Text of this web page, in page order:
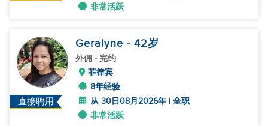
非常活跃
直接聘用
Geralyne - 42岁
外佣 - 完约
菲律宾
8年经验
从 30日08月2026年 | 全职
非常活跃